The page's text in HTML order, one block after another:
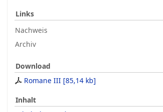
Links
Nachweis
Archiv
Download
Romane III [85,14 kb]
Inhalt